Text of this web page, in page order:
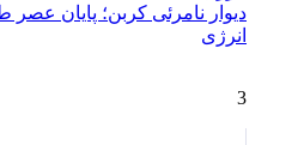
دیوار نامرئی کربن؛ پایان عصر
انرژی
3